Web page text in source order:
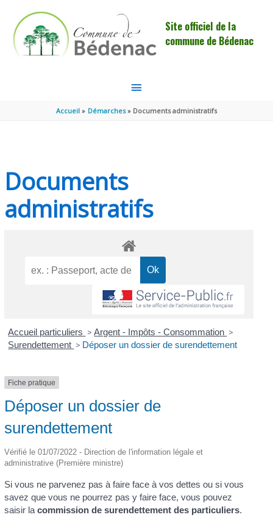
Site officiel de la
commune de Bédenac
MENU
PRINCIPAL
Accueil Démarches Documents administratifs
Documents
administratifs
Accueil particuliers > Argent - Impôts - Consommation >
Surendettement > Déposer un dossier de surendettement
Fiche pratique
Déposer un dossier de
surendettement
Vérifié le 01/07/2022 - Direction de l'information légale et
administrative (Première ministre)
Si vous ne parvenez pas à faire face à vos dettes ou si vous
savez que vous ne pourrez pas y faire face, vous pouvez
saisir la commission de surendettement des particuliers.